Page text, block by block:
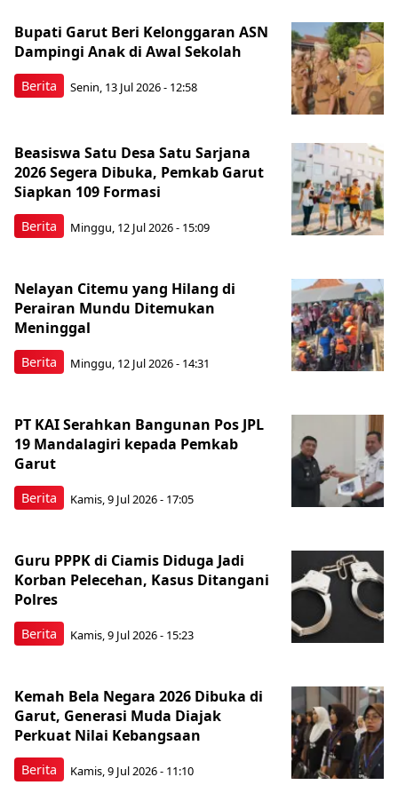
Berita
Bupati Garut Beri Kelonggaran ASN
Dampingi Anak di Awal Sekolah
Senin, 13 Jul 2026 - 12:58
Berita
Beasiswa Satu Desa Satu Sarjana
2026 Segera Dibuka, Pemkab Garut
Siapkan 109 Formasi
Minggu, 12 Jul 2026 - 15:09
Berita
Nelayan Citemu yang Hilang di
Perairan Mundu Ditemukan
Meninggal
Minggu, 12 Jul 2026 - 14:31
Berita
PT KAI Serahkan Bangunan Pos JPL
19 Mandalagiri kepada Pemkab
Garut
Kamis, 9 Jul 2026 - 17:05
Berita
Guru PPPK di Ciamis Diduga Jadi
Korban Pelecehan, Kasus Ditangani
Polres
Kamis, 9 Jul 2026 - 15:23
Berita
Kemah Bela Negara 2026 Dibuka di
Garut, Generasi Muda Diajak
Perkuat Nilai Kebangsaan
Kamis, 9 Jul 2026 - 11:10